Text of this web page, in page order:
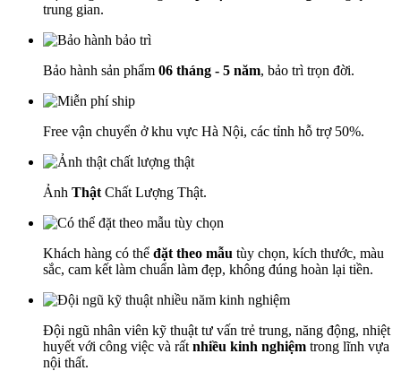
trung gian.
Bảo hành sản phẩm 06 tháng - 5 năm, bảo trì trọn đời.
Free vận chuyển ở khu vực Hà Nội, các tỉnh hỗ trợ 50%.
Ảnh Thật Chất Lượng Thật.
Khách hàng có thể đặt theo mẫu tùy chọn, kích thước, màu
sắc, cam kết làm chuẩn làm đẹp, không đúng hoàn lại tiền.
Đội ngũ nhân viên kỹ thuật tư vấn trẻ trung, năng động, nhiệt
huyết với công việc và rất nhiều kinh nghiệm trong lĩnh vựa
nội thất.